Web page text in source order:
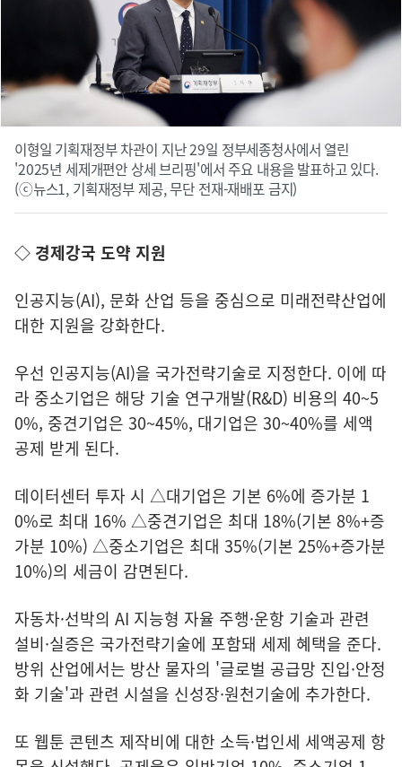
이형일 기획재정부 차관이 지난 29일 정부세종청사에서 열린
'2025년 세제개편안 상세 브리핑'에서 주요 내용을 발표하고 있다.
(ⓒ뉴스1, 기획재정부 제공, 무단 전재-재배포 금지)
◇ 경제강국 도약 지원
인공지능(AI), 문화 산업 등을 중심으로 미래전략산업에
대한 지원을 강화한다.
우선 인공지능(AI)을 국가전략기술로 지정한다. 이에 따
라 중소기업은 해당 기술 연구개발(R&D) 비용의 40~5
0%, 중견기업은 30~45%, 대기업은 30~40%를 세액
공제 받게 된다.
데이터센터 투자 시 △대기업은 기본 6%에 증가분 1
0%로 최대 16% △중견기업은 최대 18%(기본 8%+증
가분 10%) △중소기업은 최대 35%(기본 25%+증가분
10%)의 세금이 감면된다.
자동차·선박의 AI 지능형 자율 주행·운항 기술과 관련
설비·실증은 국가전략기술에 포함돼 세제 혜택을 준다.
방위 산업에서는 방산 물자의 '글로벌 공급망 진입·안정
화 기술'과 관련 시설을 신성장·원천기술에 추가한다.
또 웹툰 콘텐츠 제작비에 대한 소득·법인세 세액공제 항